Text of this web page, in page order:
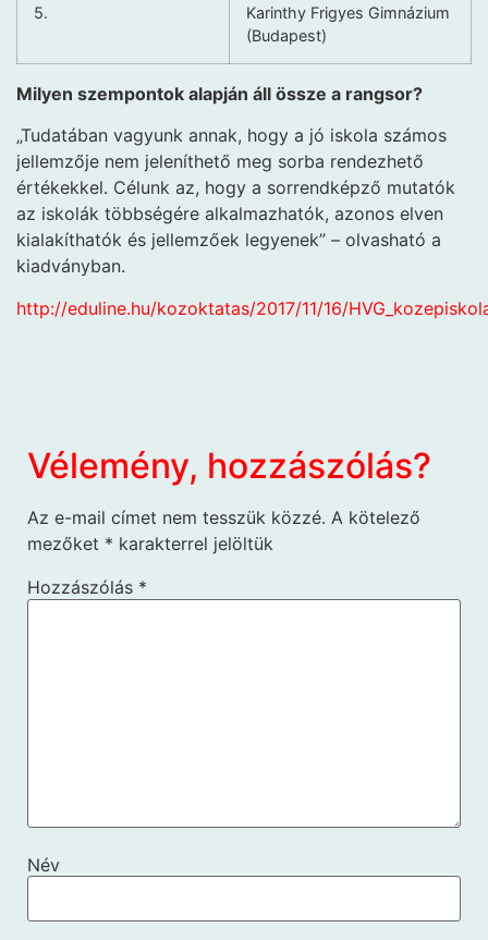
5.
Karinthy Frigyes Gimnázium
(Budapest)
Milyen szempontok alapján áll össze a rangsor?
„Tudatában vagyunk annak, hogy a jó iskola számos
jellemzője nem jeleníthető meg sorba rendezhető
értékekkel. Célunk az, hogy a sorrendképző mutatók
az iskolák többségére alkalmazhatók, azonos elven
kialakíthatók és jellemzőek legyenek” – olvasható a
kiadványban.
http://eduline.hu/kozoktatas/2017/11/16/
Vélemény, hozzászólás?
Az e-mail címet nem tesszük közzé. A kötelező
mezőket * karakterrel jelöltük
Hozzászólás *
Név